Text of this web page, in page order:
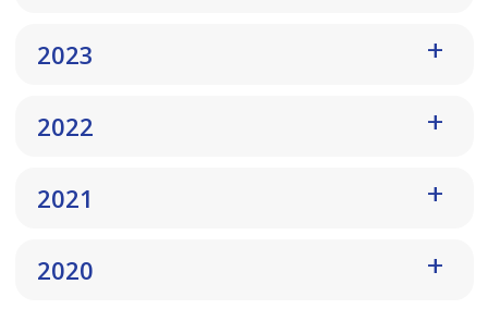
2023
2022
2021
2020